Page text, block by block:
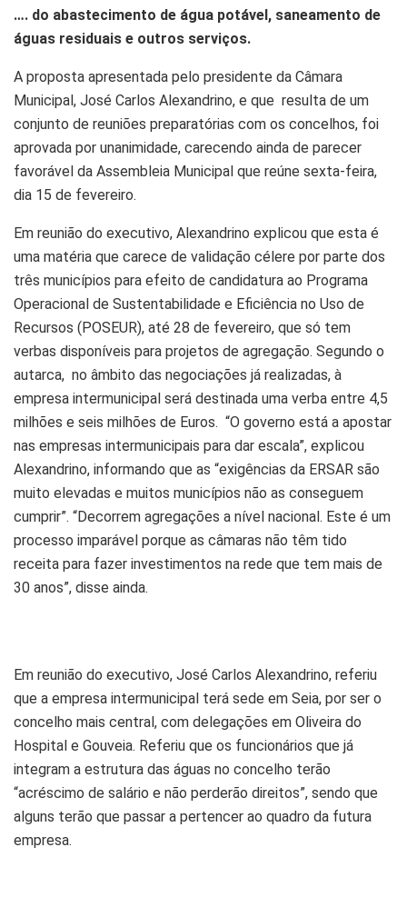
…. do abastecimento de água potável, saneamento de
águas residuais e outros serviços.
A proposta apresentada pelo presidente da Câmara
Municipal, José Carlos Alexandrino, e que resulta de um
conjunto de reuniões preparatórias com os concelhos, foi
aprovada por unanimidade, carecendo ainda de parecer
favorável da Assembleia Municipal que reúne sexta-feira,
dia 15 de fevereiro.
Em reunião do executivo, Alexandrino explicou que esta é
uma matéria que carece de validação célere por parte dos
três municípios para efeito de candidatura ao Programa
Operacional de Sustentabilidade e Eficiência no Uso de
Recursos (POSEUR), até 28 de fevereiro, que só tem
verbas disponíveis para projetos de agregação. Segundo o
autarca, no âmbito das negociações já realizadas, à
empresa intermunicipal será destinada uma verba entre 4,5
milhões e seis milhões de Euros. “O governo está a apostar
nas empresas intermunicipais para dar escala”, explicou
Alexandrino, informando que as “exigências da ERSAR são
muito elevadas e muitos municípios não as conseguem
cumprir”. “Decorrem agregações a nível nacional. Este é um
processo imparável porque as câmaras não têm tido
receita para fazer investimentos na rede que tem mais de
30 anos”, disse ainda.
Em reunião do executivo, José Carlos Alexandrino, referiu
que a empresa intermunicipal terá sede em Seia, por ser o
concelho mais central, com delegações em Oliveira do
Hospital e Gouveia. Referiu que os funcionários que já
integram a estrutura das águas no concelho terão
“acréscimo de salário e não perderão direitos”, sendo que
alguns terão que passar a pertencer ao quadro da futura
empresa.